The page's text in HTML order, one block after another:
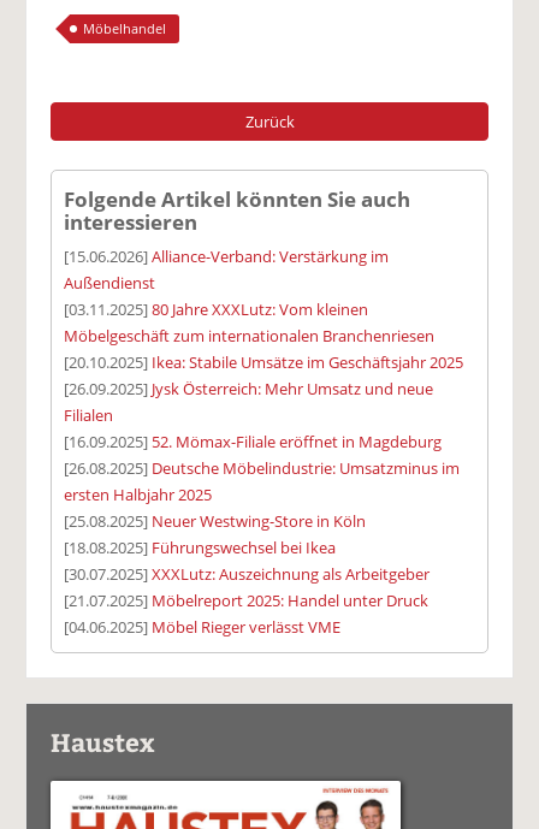
Möbelhandel
Zurück
Folgende Artikel könnten Sie auch
interessieren
[15.06.2026]Alliance-Verband: Verstärkung im
Außendienst
[03.11.2025]80 Jahre XXXLutz: Vom kleinen
Möbelgeschäft zum internationalen Branchenriesen
[20.10.2025] Ikea: Stabile Umsätze im Geschäftsjahr 2025
[26.09.2025] Jysk Österreich: Mehr Umsatz und neue
Filialen
[16.09.2025] 52. Mömax-Filiale eröffnet in Magdeburg
[26.08.2025] Deutsche Möbelindustrie: Umsatzminus im
ersten Halbjahr 2025
[25.08.2025] Neuer Westwing-Store in Köln
[18.08.2025] Führungswechsel bei Ikea
[30.07.2025]XXXLutz: Auszeichnung als Arbeitgeber
[21.07.2025] Möbelreport 2025: Handel unter Druck
[04.06.2025] Möbel Rieger verlässt VME
Haustex